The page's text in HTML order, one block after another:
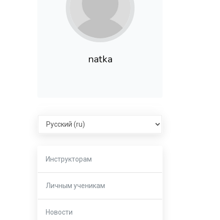
natka
Select language
Инструкторам
Личным ученикам
Новости